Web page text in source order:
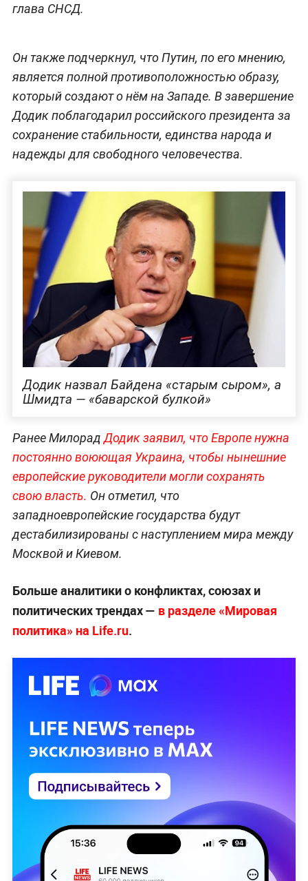
глава СНСД.
Он также подчеркнул, что Путин, по его мнению,
является полной противоположностью образу,
который создают о нём на Западе. В завершение
Додик поблагодарил российского президента за
сохранение стабильности, единства народа и
надежды для свободного человечества.
Додик назвал Байдена «старым сыром», а
Шмидта — «баварской булкой»
Ранее МилорадДодик заявил, что Европе нужна
постоянно воюющая Украина, чтобы нынешние
европейские руководители могли сохранять
свою власть. Он отметил, что
западноевропейские государства будут
дестабилизированы с наступлением мира между
Москвой и Киевом.
Больше аналитики о конфликтах, союзах и
политических трендах — в разделе «Мировая
политика» на Life.ru.